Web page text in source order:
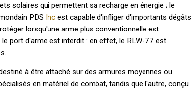
solaires qui permettent sa recharge en énergie ; le
PDS Inc est capable d'infliger d'importants dégâts
lorsqu'une arme plus conventionnelle est
port d'arme est interdit : en effet, le RLW-77 est
à être attaché sur des armures moyennes ou
en matériel de combat, tandis que l'autre, conçu